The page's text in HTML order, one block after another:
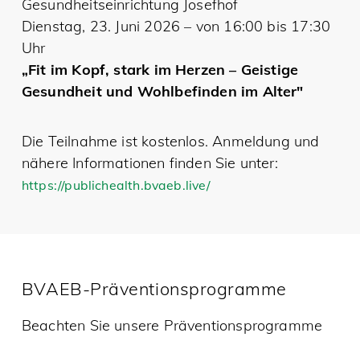
Gesundheitseinrichtung Josefhof
Dienstag, 23. Juni 2026 – von 16:00 bis 17:30
Uhr
„Fit im Kopf, stark im Herzen – Geistige
Gesundheit und Wohlbefinden im Alter"
Die Teilnahme ist kostenlos. Anmeldung und
nähere Informationen finden Sie unter:
https://publichealth.bvaeb.live/
BVAEB-Präventionsprogramme
Beachten Sie unsere Präventionsprogramme